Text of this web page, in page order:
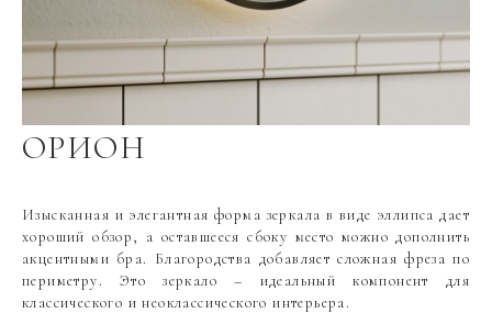
ОРИОН
Изысканная и элегантная форма зеркала в виде эллипса дает
хороший обзор, а оставшееся сбоку место можно дополнить
акцентными бра. Благородства добавляет сложная фреза по
периметру. Это зеркало – идеальный компонент для
классического и неоклассического интерьера.